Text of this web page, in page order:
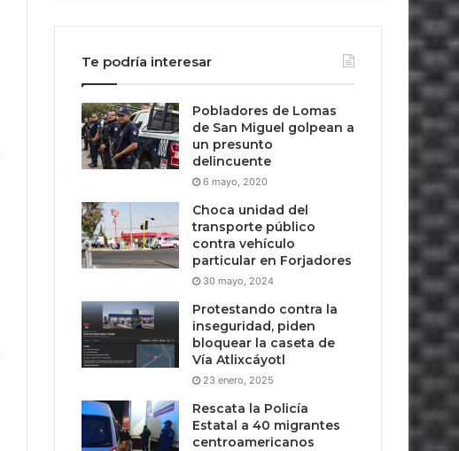
Te podría interesar
Pobladores de Lomas
de San Miguel golpean a
un presunto
delincuente
6 mayo, 2020
Choca unidad del
transporte público
contra vehículo
particular en Forjadores
30 mayo, 2024
Protestando contra la
inseguridad, piden
bloquear la caseta de
Vía Atlixcáyotl
23 enero, 2025
Rescata la Policía
Estatal a 40 migrantes
centroamericanos